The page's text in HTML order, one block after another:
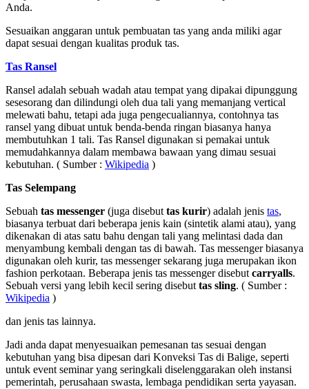
Anda.
Sesuaikan anggaran untuk pembuatan tas yang anda miliki agar
dapat sesuai dengan kualitas produk tas.
Tas Ransel
Ransel adalah sebuah wadah atau tempat yang dipakai dipunggung
sesesorang dan dilindungi oleh dua tali yang memanjang vertical
melewati bahu, tetapi ada juga pengecualiannya, contohnya tas
ransel yang dibuat untuk benda-benda ringan biasanya hanya
membutuhkan 1 tali. Tas Ransel digunakan si pemakai untuk
memudahkannya dalam membawa bawaan yang dimau sesuai
kebutuhan. ( Sumber : Wikipedia )
Tas Selempang
Sebuah tas messenger (juga disebut tas kurir) adalah jenis tas,
biasanya terbuat dari beberapa jenis kain (sintetik alami atau), yang
dikenakan di atas satu bahu dengan tali yang melintasi dada dan
menyambung kembali dengan tas di bawah. Tas messenger biasanya
digunakan oleh kurir, tas messenger sekarang juga merupakan ikon
fashion perkotaan. Beberapa jenis tas messenger disebut carryalls.
Sebuah versi yang lebih kecil sering disebut tas sling. ( Sumber :
Wikipedia )
dan jenis tas lainnya.
Jadi anda dapat menyesuaikan pemesanan tas sesuai dengan
kebutuhan yang bisa dipesan dari Konveksi Tas di Balige, seperti
untuk event seminar yang seringkali diselenggarakan oleh instansi
pemerintah, perusahaan swasta, lembaga pendidikan serta yayasan.